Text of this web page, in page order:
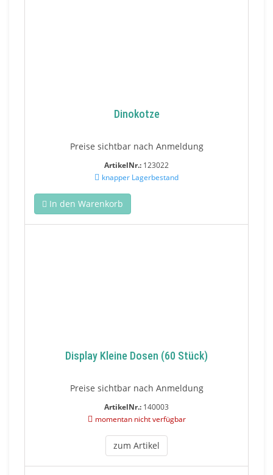
Dinokotze
Preise sichtbar nach Anmeldung
ArtikelNr.: 123022
knapper Lagerbestand
In den Warenkorb
Display Kleine Dosen (60 Stück)
Preise sichtbar nach Anmeldung
ArtikelNr.: 140003
momentan nicht verfügbar
zum Artikel